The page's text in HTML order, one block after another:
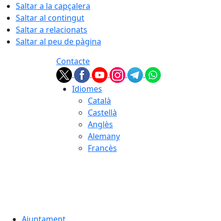
Saltar a la capçalera
Saltar al contingut
Saltar a relacionats
Saltar al peu de pàgina
Contacte
Idiomes
Català
Castellà
Anglès
Alemany
Francès